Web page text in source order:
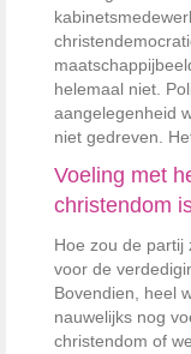
helemaal niet.
aangelegenheid
niet gedreven.
Voeling met
christendom
Hoe zou de partij
voor de
Bovendien, heel
nauwelijks nog
christendom of